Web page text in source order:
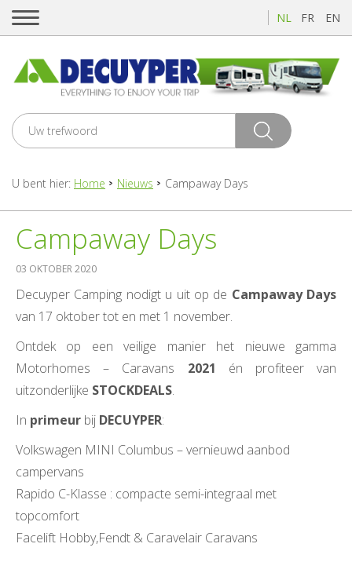
NL FR EN
U bent hier: Home Nieuws Campaway Days
Campaway Days
03 OKTOBER 2020
Decuyper Camping nodigt u uit op de Campaway Days
van 17 oktober tot en met 1 november.
Ontdek op een veilige manier het nieuwe gamma
Motorhomes – Caravans 2021 én profiteer van
uitzonderlijke STOCKDEALS.
In primeur bij DECUYPER:
Volkswagen MINI Columbus – vernieuwd aanbod
campervans
Rapido C-Klasse : compacte semi-integraal met
topcomfort
Facelift Hobby,Fendt & Caravelair Caravans